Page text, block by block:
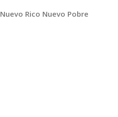
Nuevo Rico Nuevo Pobre